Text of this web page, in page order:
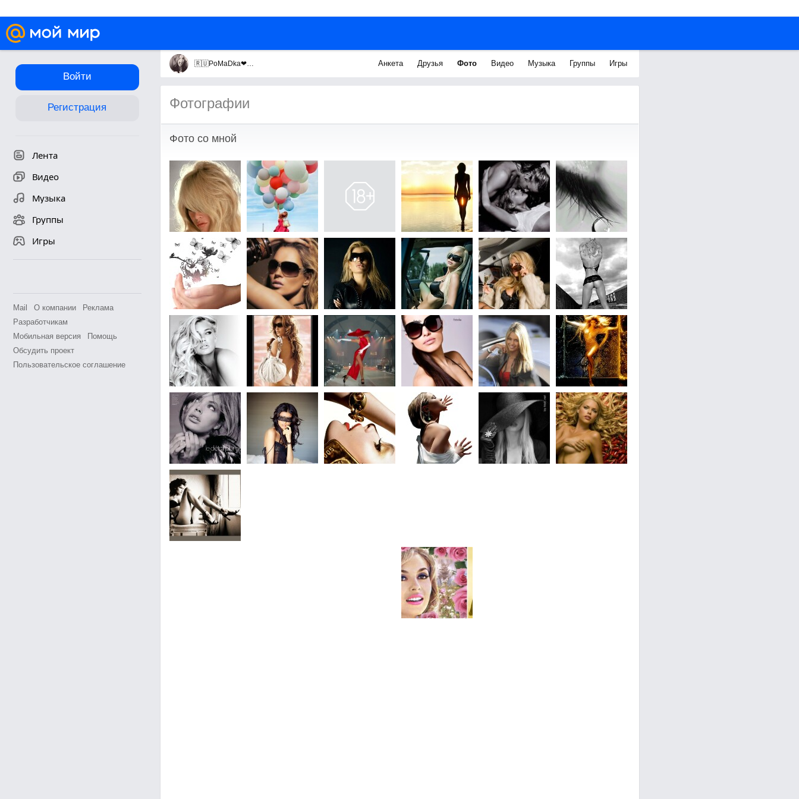
Войти
Регистрация
Лента
Видео
Музыка
Группы
Игры
Mail О компании
Реклама
Разработчикам
Мобильная версия
Помощь
Обсудить проект
Пользовательское соглашение
🇷🇺PoMaDka❤☀🌍 +)) Анкета Друзья Фото Видео Музыка Группы Игры
Фотографии
Фото со мной